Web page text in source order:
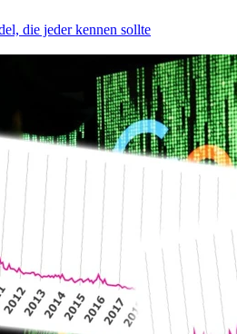
die jeder kennen sollte